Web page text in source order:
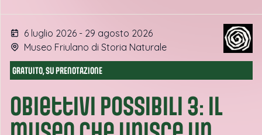
6 luglio 2026 - 29 agosto 2026
Museo Friulano di Storia Naturale
GRATUITO, SU PRENOTAZIONE
Obiettivi possibili 3: il